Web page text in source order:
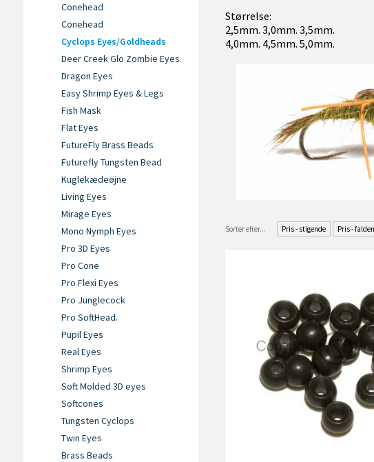
Conehead
Conehead
Cyclops Eyes/Goldheads
Deer Creek Glo Zombie Eyes.
Dragon Eyes
Easy Shrimp Eyes & Legs
Fish Mask
Flat Eyes
FutureFly Brass Beads
Futurefly Tungsten Bead
Kuglekædeøjne
Living Eyes
Mirage Eyes
Mono Nymph Eyes
Pro 3D Eyes
Pro Cone
Pro Flexi Eyes
Pro Junglecock
Pro SoftHead.
Pupil Eyes
Real Eyes
Shrimp Eyes
Soft Molded 3D eyes
Softcones
Tungsten Cyclops
Twin Eyes
Brass Beads
Størrelse:
2,5mm. 3,0mm. 3,5mm.
4,0mm. 4,5mm. 5,0mm.
Sorter efter... Pris - stigende Pris -